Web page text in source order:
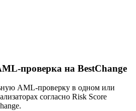
проверка на BestChange
AML-проверку в одном или
согласно Risk Score